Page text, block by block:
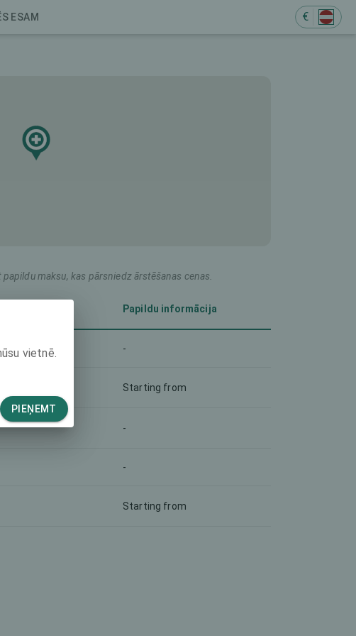
ESAM €
maksu, kas pārsniedz ārstēšanas cenas.
Papildu informācija
-
Starting from
-
-
Starting from
vietnē.
PIEŅEMT